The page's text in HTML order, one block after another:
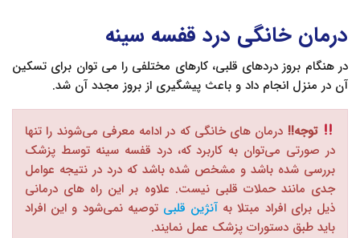
درمان خانگی درد قفسه سينه
در هنگام بروز دردهای قلبی، کارهای مختلفی را می توان برای تسکین
آن در منزل انجام داد و باعث پیشگیری از بروز مجدد آن شد.
توجه!! درمان های خانگی که در ادامه معرفی می‌شوند را تنها
در صورتی می‌توان به کاربرد که، درد قفسه سینه توسط پزشک
بررسی شده باشد و مشخص شده باشد که درد در نتیجه عوامل
جدی مانند حملات قلبی نیست. علاوه بر این راه های درمانی
ذیل برای افراد مبتلا به آنژین قلبی توصیه نمی‌شود و این افراد
باید طبق دستورات پزشک عمل نمایند.